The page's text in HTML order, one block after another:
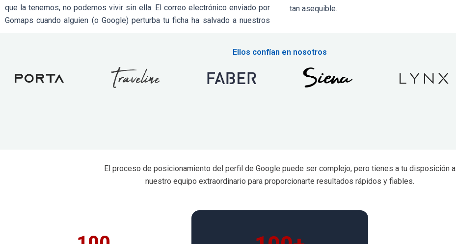
que la tenemos, no podemos vivir sin ella. El correo electrónico enviado por
Gomaps cuando alguien (o Google) perturba tu ficha ha salvado a nuestros
tan asequible.
Ellos confían en nosotros
El proceso de posicionamiento del perfil de Google puede ser complejo, pero tienes a tu disposición a
nuestro equipo extraordinario para proporcionarte resultados rápidos y fiables.